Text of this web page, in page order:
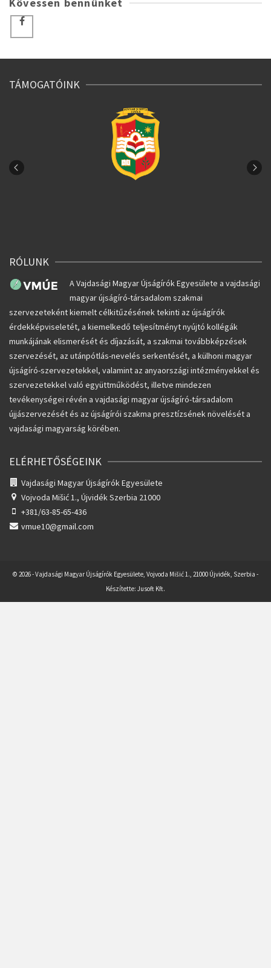
TÁMOGATÓINK
RÓLUNK
A Vajdasági Magyar Újságírók Egyesülete a vajdasági
magyar újságíró-társadalom szakmai
szervezeteként kiemelt célkitűzésének tekinti az újságírók
érdekképviseletét, a kiemelkedő teljesítményt nyújtó kollégák
munkájának elismerését és díjazását, a szakmai továbbképzések
szervezését, az utánpótlás-nevelés serkentését, a külhoni magyar
újságíró-szervezetekkel, valamint az anyaországi intézményekkel és
szervezetekkel való együttműködést, illetve mindezen
tevékenységei révén a vajdasági magyar újságíró-társadalom
újjászervezését és az újságírói szakma presztízsének növelését a
vajdasági magyarság körében.
ELÉRHETŐSÉGEINK
Vajdasági Magyar Újságírók Egyesülete
Vojvoda Mišić 1., Újvidék Szerbia 21000
+381/63-85-65-436
vmue10@gmail.com
© 2026 - Vajdasági Magyar Újságírók Egyesülete, Vojvoda Mišić 1., 21000 Újvidék, Szerbia -
Készítette: Jusoft Kft.